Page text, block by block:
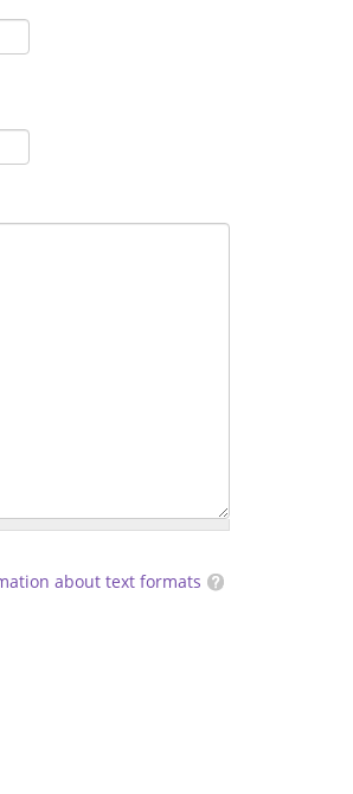
about text formats